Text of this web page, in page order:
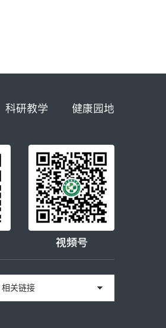
科研教学 健康园地
视频号
相关链接